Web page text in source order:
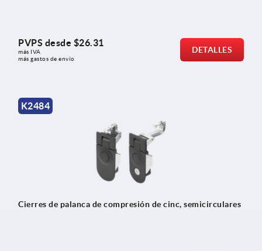
PVPS desde $26.31
más IVA
más gastos de envío
DETALLES
K2484
Cierres de palanca de compresión de cinc, semicirculares